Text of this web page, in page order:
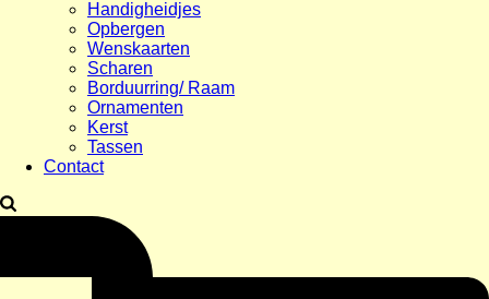
Handigheidjes
Opbergen
Wenskaarten
Scharen
Borduurring/ Raam
Ornamenten
Kerst
Tassen
Contact